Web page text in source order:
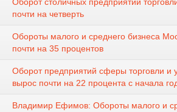
почти на четверть
Обороты малого и среднего бизнеса
почти на 35 процентов
Оборот предприятий сферы торговли и
вырос почти на 22 процента с начала
Владимир Ефимов: Обороты малого и